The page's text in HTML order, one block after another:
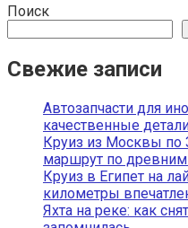
Поиск
Свежие записи
Автозапчасти для
качественные
Круиз из Москвы по
маршрут по
Круиз в Египет на
километры
Яхта на реке: как